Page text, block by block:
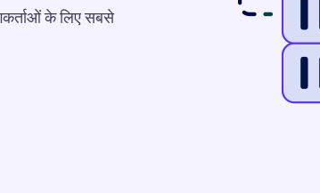
के लिए सबसे